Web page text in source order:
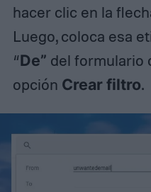
hacer clic en la
Luego, coloca esa
“De” del formulario
opción Crear filtro.